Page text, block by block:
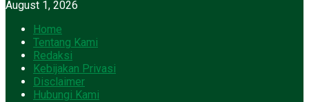
August 1, 2026
Home
Tentang Kami
Redaksi
Kebijakan Privasi
Disclaimer
Hubungi Kami